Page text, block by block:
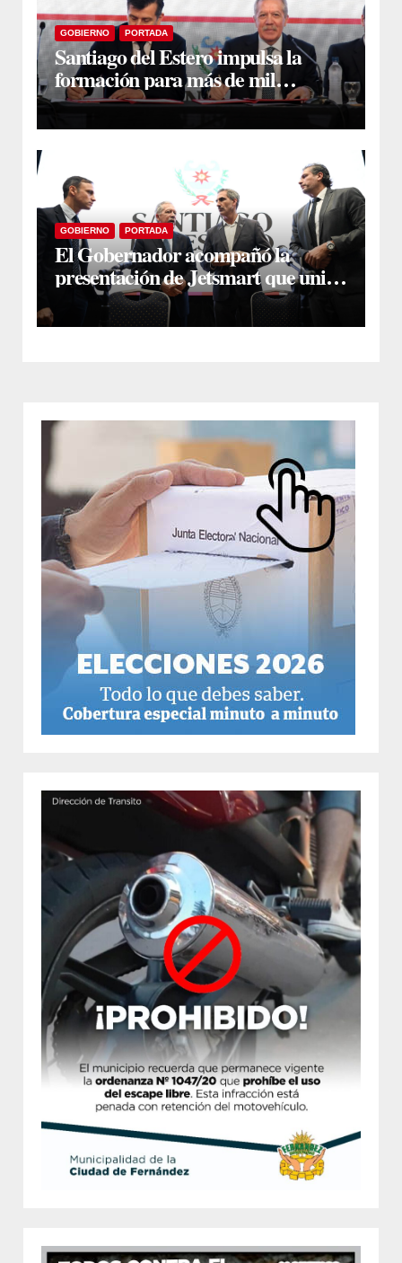
GOBIERNO PORTADA
Santiago del Estero impulsa la
formación para más de mil
docentes que aspiran a cargos
jerárquicos
GOBIERNO PORTADA
El Gobernador acompañó la
presentación de Jetsmart que unirá
Santiago y Buenos Aires